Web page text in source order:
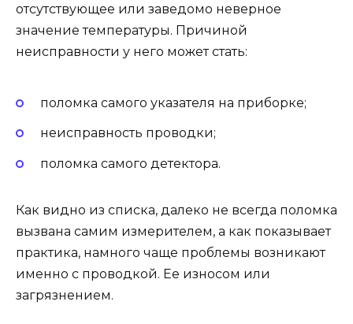
отсутствующее или заведомо неверное
значение температуры. Причиной
неисправности у него может стать:
поломка самого указателя на приборке;
неисправность проводки;
поломка самого детектора.
Как видно из списка, далеко не всегда поломка
вызвана самим измерителем, а как показывает
практика, намного чаще проблемы возникают
именно с проводкой. Ее износом или
загрязнением.